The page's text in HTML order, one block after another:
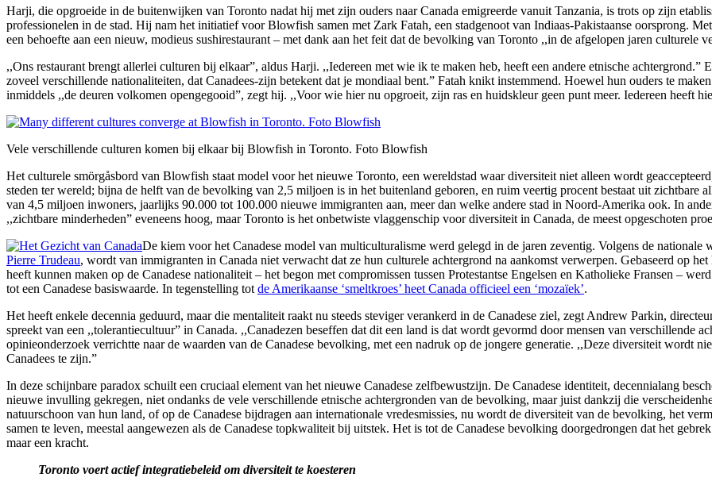
Harji, die opgroeide in de buitenwijken van Toronto nadat hij met zijn ouders naar Canada emigreerde vanuit Tanzania, is trots op zijn
professionelen in de stad. Hij nam het initiatief voor Blowfish samen met Zark Fatah, een stadgenoot van Indiaas-Pakistaanse oorsprong.
een behoefte aan een nieuw, modieus sushirestaurant – met dank aan het feit dat de bevolking van Toronto ,,in de afgelopen jaren culturele
,,Ons restaurant brengt allerlei culturen bij elkaar”, aldus Harji. ,,Iedereen met wie ik te maken heb, heeft een andere etnische achtergrond.”
zoveel verschillende nationaliteiten, dat Canadees-zijn betekent dat je mondiaal bent.” Fatah knikt instemmend. Hoewel hun ouders te
inmiddels ,,de deuren volkomen opengegooid”, zegt hij. ,,Voor wie hier nu opgroeit, zijn ras en huidskleur geen punt meer. Iedereen heeft
Vele verschillende culturen komen bij elkaar bij Blowfish in Toronto. Foto Blowfish
Het culturele smörgåsbord van Blowfish staat model voor het nieuwe Toronto, een wereldstad waar diversiteit niet alleen wordt
steden ter wereld; bijna de helft van de bevolking van 2,5 miljoen is in het buitenland geboren, en ruim veertig procent bestaat uit zichtbare
van 4,5 miljoen inwoners, jaarlijks 90.000 tot 100.000 nieuwe immigranten aan, meer dan welke andere stad in Noord-Amerika ook. In
,,zichtbare minderheden” eveneens hoog, maar Toronto is het onbetwiste vlaggenschip voor diversiteit in Canada, de meest opgeschoten
De kiem voor het Canadese model van multiculturalisme werd gelegd in de jaren zeventig. Volgens de
Pierre Trudeau, wordt van immigranten in Canada niet verwacht dat ze hun culturele achtergrond na aankomst verwerpen. Gebaseerd op
heeft kunnen maken op de Canadese nationaliteit – het begon met compromissen tussen Protestantse Engelsen en Katholieke Fransen –
tot een Canadese basiswaarde. In tegenstelling totde Amerikaanse ‘smeltkroes’ heet Canada officieel een ‘mozaïek’.
Het heeft enkele decennia geduurd, maar die mentaliteit raakt nu steeds steviger verankerd in de Canadese ziel, zegt Andrew Parkin,
spreekt van een ,,tolerantiecultuur” in Canada. ,,Canadezen beseffen dat dit een land is dat wordt gevormd door mensen van verschillende
opinieonderzoek verrichtte naar de waarden van de Canadese bevolking, met een nadruk op de jongere generatie. ,,Deze diversiteit wordt
Canadees te zijn.”
In deze schijnbare paradox schuilt een cruciaal element van het nieuwe Canadese zelfbewustzijn. De Canadese identiteit, decennialang
nieuwe invulling gekregen, niet ondanks de vele verschillende etnische achtergronden van de bevolking, maar juist dankzij die
natuurschoon van hun land, of op de Canadese bijdragen aan internationale vredesmissies, nu wordt de diversiteit van de bevolking, het
samen te leven, meestal aangewezen als de Canadese topkwaliteit bij uitstek. Het is tot de Canadese bevolking doorgedrongen dat het
maar een kracht.
Toronto voert actief integratiebeleid om diversiteit te koesteren